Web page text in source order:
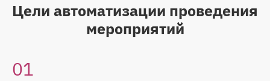
Цели автоматизации проведения
мероприятий
01